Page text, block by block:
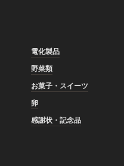
電化製品
野菜類
お菓子・スイーツ
卵
感謝状・記念品